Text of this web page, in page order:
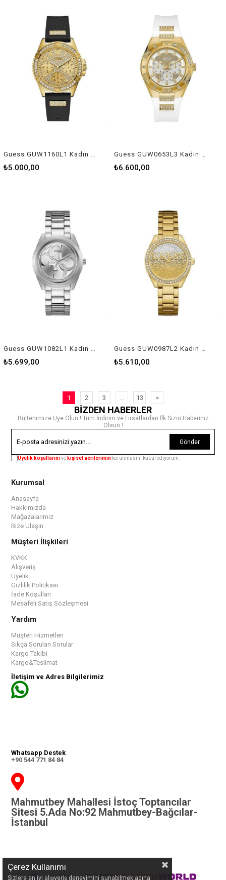
₺5.000,00 ₺6.600,00
Guess GUW1082L1 Kadın Kol Saati
₺5.699,00
Guess GUW0987L2 Kadın Kol Saati
₺5.610,00
1 2 3 ... 13 >
BİZDEN HABERLER
Bültenimize Üye Olun ! Tüm İndirim ve Fırsatlardan İlk Sizin Haberiniz
Olsun !
Gönder
Üyelik koşullarınıve kişisel verilerimin korunmasını kabul ediyorum.
Kurumsal
Anasayfa
Hakkımızda
Mağazalarımız
Bize Ulaşın
Müşteri İlişkileri
KVKK
Alışveriş
Üyelik
Gizlilik Politikası
İade Koşulları
Mesafeli Satış Sözleşmesi
Yardım
Müşteri Hizmetleri
Sıkça Sorulan Sorular
Kargo Takibi
Kargo&Teslimat
İletişim ve Adres Bilgilerimiz
Whatsapp Destek
+90 544 771 84 84
Mahmutbey Mahallesi İstoç Toptancılar
Sitesi 5.Ada No:92 Mahmutbey-Bağcılar-
İstanbul
Çerez Kullanımı
Sizlere en iyi alışveriş deneyimini sunabilmek adına